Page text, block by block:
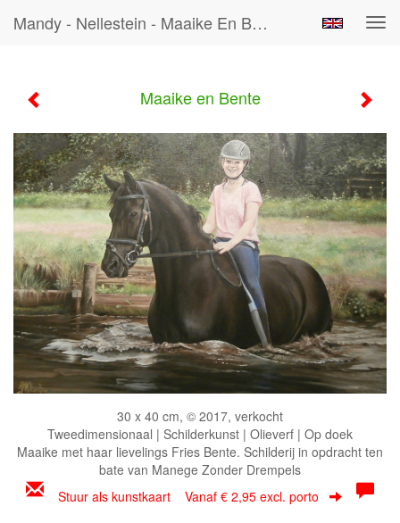
Mandy - Nellestein - Maaike En Bente
Maaike en Bente
30 x 40 cm, © 2017, verkocht
Tweedimensionaal | Schilderkunst | Olieverf | Op doek
Maaike met haar lievelings Fries Bente. Schilderij in opdracht ten
bate van Manege Zonder Drempels
Stuur als kunstkaart Vanaf € 2,95 excl. porto